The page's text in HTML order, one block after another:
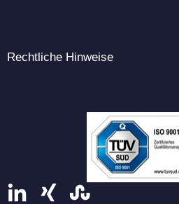
Rechtliche Hinweise